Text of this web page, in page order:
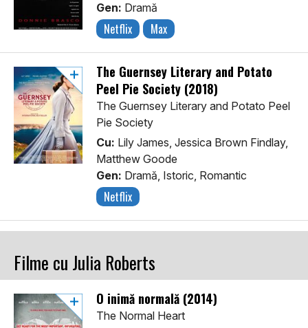
Gen: Dramă
Netflix Max
The Guernsey Literary and Potato
Peel Pie Society (2018)
The Guernsey Literary and Potato Peel
Pie Society
Cu: Lily James, Jessica Brown Findlay,
Matthew Goode
Gen: Dramă, Istoric, Romantic
Netflix
Filme cu Julia Roberts
O inimă normală (2014)
The Normal Heart